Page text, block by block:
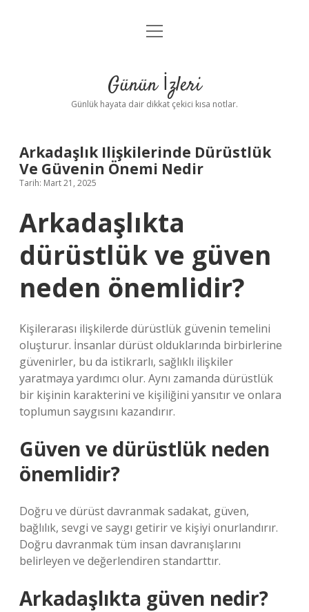
Anasayfa
Yasal Uyarı
menüyü
Günün İzleri
Günlük hayata dair dikkat çekici kısa notlar.
Arkadaşlık Ilişkilerinde Dürüstlük
Ve Güvenin Önemi Nedir
Tarih: Mart 21, 2025
Arkadaşlıkta
dürüstlük ve güven
neden önemlidir?
Kişilerarası ilişkilerde dürüstlük güvenin temelini
oluşturur. İnsanlar dürüst olduklarında birbirlerine
güvenirler, bu da istikrarlı, sağlıklı ilişkiler
yaratmaya yardımcı olur. Aynı zamanda dürüstlük
bir kişinin karakterini ve kişiliğini yansıtır ve onlara
toplumun saygısını kazandırır.
Güven ve dürüstlük neden
önemlidir?
Doğru ve dürüst davranmak sadakat, güven,
bağlılık, sevgi ve saygı getirir ve kişiyi onurlandırır.
Doğru davranmak tüm insan davranışlarını
belirleyen ve değerlendiren standarttır.
Arkadaşlıkta güven nedir?